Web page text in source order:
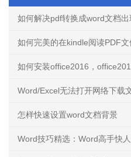
如何解决pdf转换成word文档出
如何完美的在kindle阅读PDF文
如何安装office2016，
Word/Excel无法打开网络下载
怎样快速设置word文档背景
Word技巧精选：Word高手快